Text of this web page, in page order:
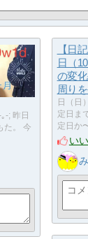
-; 昨日
た。 今
【日
日（
の変
周り
日（日
定日ま
定日か
い